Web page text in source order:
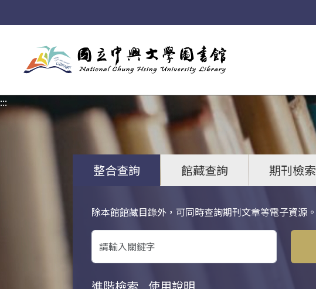
:::
整合查詢 館藏查詢 期刊檢索
除本館館藏目錄外，可同時查詢期刊文章等電子資源。
關鍵字搜尋